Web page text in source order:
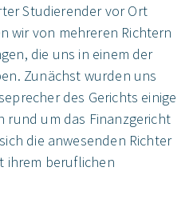
Studierender vor Ort
wir von mehreren Richtern
die uns in einem der
Zunächst wurden uns
des Gerichts einige
rund um das Finanzgericht
die anwesenden Richter
ihrem beruflichen